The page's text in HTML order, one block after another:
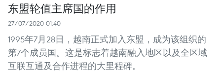
东盟轮值主席国的作用
27/07/2020 01:40
1995年7月28日，越南正式加入东盟，成为该组织的
第7个成员国。这是标志着越南融入地区以及全区域
互联互通及合作进程的大里程碑。